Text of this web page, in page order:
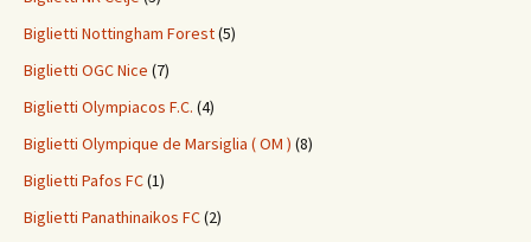
Biglietti Nottingham Forest(5)
Biglietti OGC Nice (7)
Biglietti Olympiacos F.C. (4)
Biglietti Olympique de Marsiglia ( OM ) (8)
Biglietti Pafos FC(1)
Biglietti Panathinaikos FC(2)